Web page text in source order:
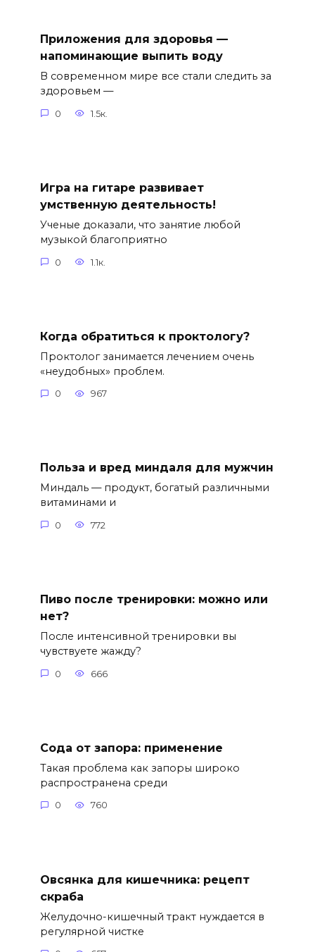
Приложения для здоровья —
напоминающие выпить воду
В современном мире все стали следить за
здоровьем —
0 1.5к.
Игра на гитаре развивает
умственную деятельность!
Ученые доказали, что занятие любой
музыкой благоприятно
0 1.1к.
Когда обратиться к проктологу?
Проктолог занимается лечением очень
«неудобных» проблем.
0 967
Польза и вред миндаля для мужчин
Миндаль — продукт, богатый различными
витаминами и
0 772
Пиво после тренировки: можно или
нет?
После интенсивной тренировки вы
чувствуете жажду?
0 666
Сода от запора: применение
Такая проблема как запоры широко
распространена среди
0 760
Овсянка для кишечника: рецепт
скраба
Желудочно-кишечный тракт нуждается в
регулярной чистке